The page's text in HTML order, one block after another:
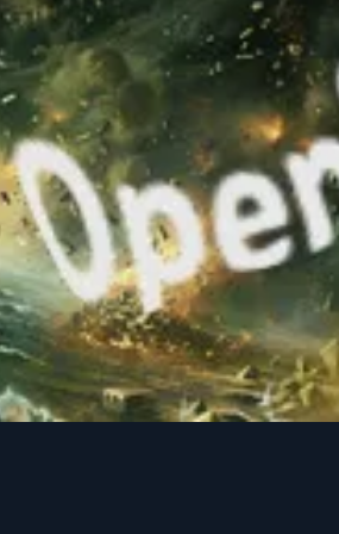
la moitié de ce qui se passe.